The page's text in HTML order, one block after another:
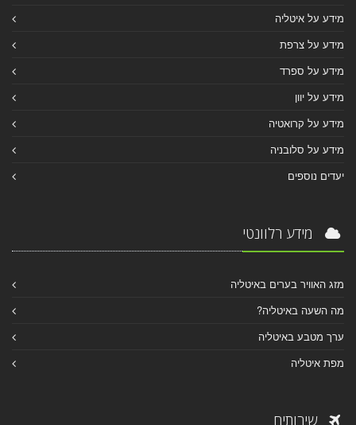
מידע על איטליה
מידע על צרפת
מידע על ספרד
מידע על יוון
מידע על קרואטיה
מידע על סלובניה
יעדים נוספים
מידע רלוונטי
מזג האוויר בערים באיטליה
מה השעה באיטליה?
ערך מטבע באיטליה
מפת איטליה
שירותים